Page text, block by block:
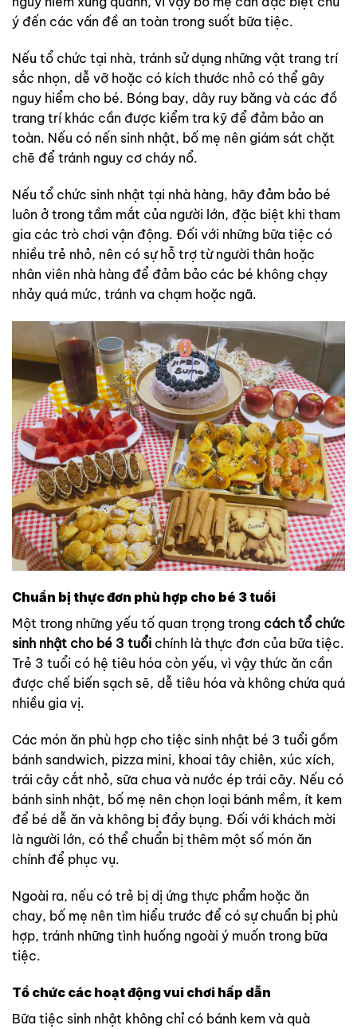
ý đến các vấn đề an toàn trong suốt bữa tiệc.
Nếu tổ chức tại nhà, tránh sử dụng những vật trang trí
sắc nhọn, dễ vỡ hoặc có kích thước nhỏ có thể gây
nguy hiểm cho bé. Bóng bay, dây ruy băng và các đồ
trang trí khác cần được kiểm tra kỹ để đảm bảo an
toàn. Nếu có nến sinh nhật, bố mẹ nên giám sát chặt
chẽ để tránh nguy cơ cháy nổ.
Nếu tổ chức sinh nhật tại nhà hàng, hãy đảm bảo bé
luôn ở trong tầm mắt của người lớn, đặc biệt khi tham
gia các trò chơi vận động. Đối với những bữa tiệc có
nhiều trẻ nhỏ, nên có sự hỗ trợ từ người thân hoặc
nhân viên nhà hàng để đảm bảo các bé không chạy
nhảy quá mức, tránh va chạm hoặc ngã.
Chuẩn bị thực đơn phù hợp cho bé 3 tuổi
Một trong những yếu tố quan trọng trong cách tổ chức
sinh nhật cho bé 3 tuổi chính là thực đơn của bữa tiệc.
Trẻ 3 tuổi có hệ tiêu hóa còn yếu, vì vậy thức ăn cần
được chế biến sạch sẽ, dễ tiêu hóa và không chứa quá
nhiều gia vị.
Các món ăn phù hợp cho tiệc sinh nhật bé 3 tuổi gồm
bánh sandwich, pizza mini, khoai tây chiên, xúc xích,
trái cây cắt nhỏ, sữa chua và nước ép trái cây. Nếu có
bánh sinh nhật, bố mẹ nên chọn loại bánh mềm, ít kem
để bé dễ ăn và không bị đầy bụng. Đối với khách mời
là người lớn, có thể chuẩn bị thêm một số món ăn
chính để phục vụ.
Ngoài ra, nếu có trẻ bị dị ứng thực phẩm hoặc ăn
chay, bố mẹ nên tìm hiểu trước để có sự chuẩn bị phù
hợp, tránh những tình huống ngoài ý muốn trong bữa
tiệc.
Tổ chức các hoạt động vui chơi hấp dẫn
Bữa tiệc sinh nhật không chỉ có bánh kem và quà